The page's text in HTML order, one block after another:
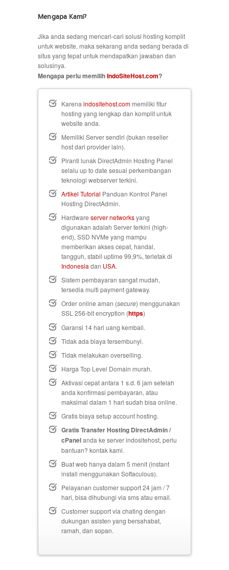
Mengapa Kami?
Jika anda sedang mencari-cari solusi hosting komplit
untuk website, maka sekarang anda sedang berada di
situs yang tepat untuk mendapatkan jawaban dan
solusinya.
Mengapa perlu memilihIndoSiteHost.com?
Karena indositehost.commemiliki fitur
hosting yang lengkap dan komplit untuk
website anda.
Memiliki Server sendiri (bukan reseller
host dari provider lain).
Piranti lunak DirectAdmin Hosting Panel
selalu up to date sesuai perkembangan
teknologi webserver terkini.
Artikel Tutorial Panduan Kontrol Panel
Hosting DirectAdmin.
Hardware server networksyang
digunakan adalah Server terkini (high-
end), SSD NVMe yang mampu
memberikan akses cepat, handal,
tangguh, stabil uptime 99,9%, terletak di
Indonesia dan USA.
Sistem pembayaran sangat mudah,
tersedia multi payment gateway.
Order online aman (secure) menggunakan
SSL 256-bit encryption (https)
Garansi 14 hari uang kembali.
Tidak ada biaya tersembunyi.
Tidak melakukan overselling.
Harga Top Level Domain murah.
Aktivasi cepat antara 1 s.d. 6 jam setelah
anda konfirmasi pembayaran, atau
maksimal dalam 1 hari sudah bisa online.
Gratis biaya setupaccount hosting.
Gratis Transfer Hosting DirectAdmin /
cPanelanda ke server indositehost, perlu
bantuan? kontak kami.
Buat web hanya dalam 5 menit (instant
install menggunakan Softaculous).
Pelayanan customer support 24 jam / 7
hari, bisa dihubungi via sms atau email.
Customer support via chating dengan
dukungan asisten yang bersahabat,
ramah, dan sopan.